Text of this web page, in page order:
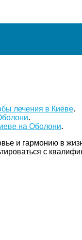
лечения в Киеве.
.
на Оболони.
и гармонию в
с